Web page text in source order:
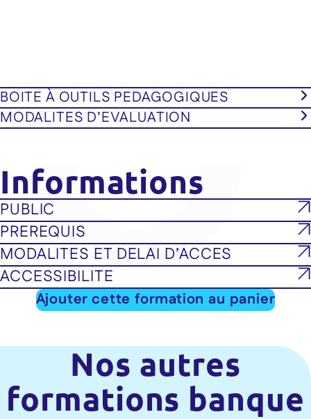
BOITE À OUTILS PEDAGOGIQUES
MODALITES D’EVALUATION
Informations
PUBLIC
PREREQUIS
MODALITES ET DELAI D’ACCES
ACCESSIBILITE
Ajouter cette formation au panier
Nos autres
formations banque